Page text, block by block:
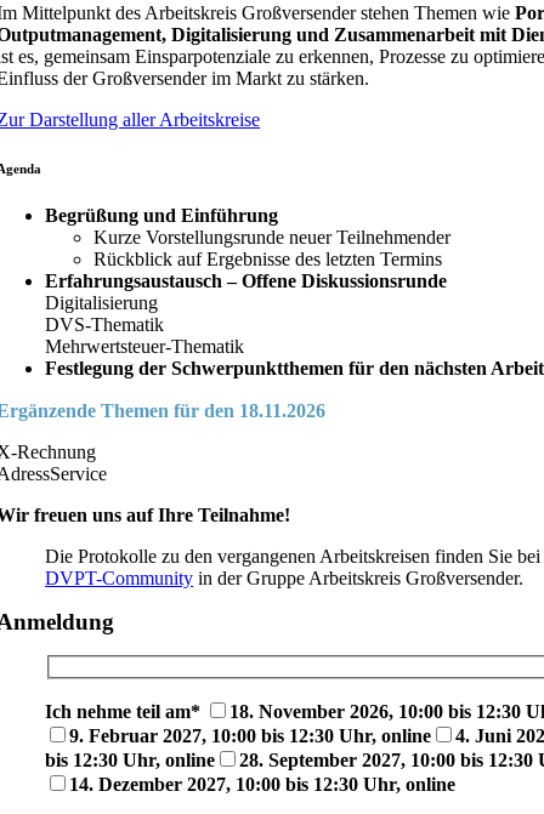
Mittelpunkt des Arbeitskreis Großversender stehen Themen wie
Digitalisierung und Zusammenarbeit mit
es, gemeinsam Einsparpotenziale zu erkennen, Prozesse zu
der Großversender im Markt zu stärken.
Darstellung aller Arbeitskreise
Begrüßung und Einführung
Kurze Vorstellungsrunde neuer Teilnehmender
Rückblick auf Ergebnisse des letzten Termins
Erfahrungsaustausch – Offene Diskussionsrunde
Digitalisierung
DVS-Thematik
Mehrwertsteuer-Thematik
Festlegung der Schwerpunktthemen für den nächsten
Themen für den 18.11.2026
Rechnung
freuen uns auf Ihre Teilnahme!
Die Protokolle zu den vergangenen Arbeitskreisen finden Sie
DVPT-Community in der Gruppe Arbeitskreis Großversender.
Ich nehme teil am*
18. November 2026, 10:00 bis 12:30
9. Februar 2027, 10:00 bis 12:30 Uhr, online
4. Juni
bis 12:30 Uhr, online
28. September 2027, 10:00 bis 12:30
14. Dezember 2027, 10:00 bis 12:30 Uhr, online